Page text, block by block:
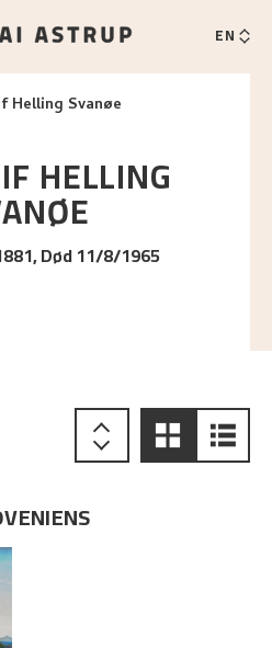
EN
Helling Svanøe
HELLING
Død 11/8/1965